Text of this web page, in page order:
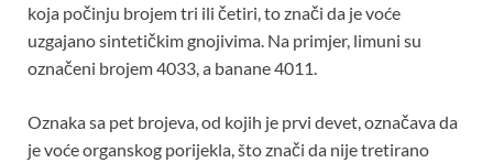
koja počinju brojem tri ili četiri, to znači da je voće
uzgajano sintetičkim gnojivima. Na primjer, limuni su
označeni brojem 4033, a banane 4011.
Oznaka sa pet brojeva, od kojih je prvi devet, označava da
je voće organskog porijekla, što znači da nije tretirano